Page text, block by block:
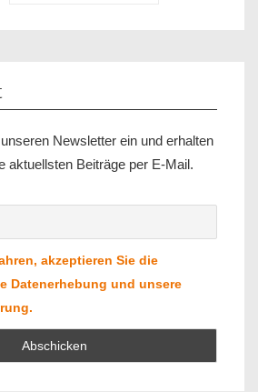
Newsletter ein und erhalten
aktuellsten Beiträge per E-Mail.
akzeptieren Sie die
Datenerhebung und unsere